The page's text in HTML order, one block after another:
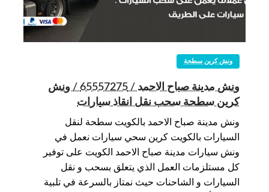
ونش كرين سطحة
ونش مدينة صباح الاحمد / 65557275 / ونش
كرين سطحة سحب نقل انقاذ سيارات
ونش مدينة صباح الاحمد بالكويت سطحة لنقل
السيارات بالكويت كرين سحي سيارات نعمل في
ونش سيارات مدينة صباح الاحمد الكويت على توفير
كل مستلزمات العمل الذي يتعلق بسحب و نقل
السيارات و الشاحنات حيث نمتاز بالسرعة في تلبية